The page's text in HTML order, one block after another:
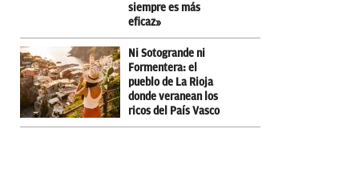
siempre es más
eficaz»
Ni Sotogrande ni
Formentera: el
pueblo de La Rioja
donde veranean los
ricos del País Vasco